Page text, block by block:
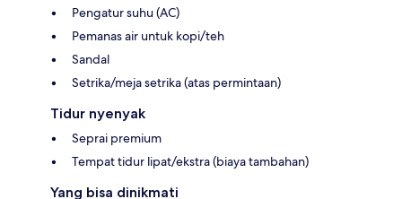
Pengatur suhu (AC)
Pemanas air untuk kopi/teh
Sandal
Setrika/meja setrika (atas permintaan)
Tidur nyenyak
Seprai premium
Tempat tidur lipat/ekstra (biaya tambahan)
Yang bisa dinikmati